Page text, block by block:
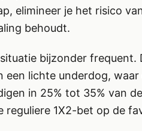
elimineer je het risico
behoudt.
bijzonder
een lichte underdog,
in 25% tot 35% van
reguliere 1X2-bet op de